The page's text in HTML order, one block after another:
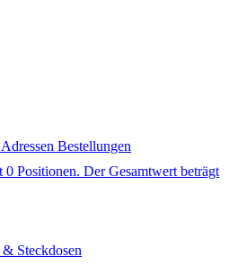
Adressen Bestellungen
0 Positionen. Der Gesamtwert beträgt
Steckdosen